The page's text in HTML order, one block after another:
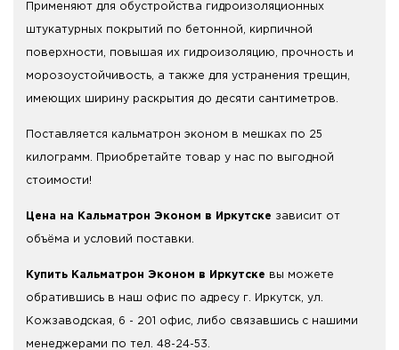
Применяют для обустройства гидроизоляционных
штукатурных покрытий по бетонной, кирпичной
поверхности, повышая их гидроизоляцию, прочность и
морозоустойчивость, а также для устранения трещин,
имеющих ширину раскрытия до десяти сантиметров.
Поставляется кальматрон эконом в мешках по 25
килограмм. Приобретайте товар у нас по выгодной
стоимости!
Цена на Кальматрон Эконом в Иркутске зависит от
объёма и условий поставки.
Купить Кальматрон Эконом в Иркутске вы можете
обратившись в наш офис по адресу г. Иркутск, ул.
Кожзаводская, 6 - 201 офис, либо связавшись с нашими
менеджерами по тел. 48-24-53.